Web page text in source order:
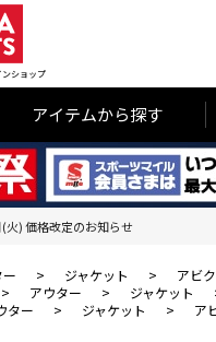
ショップ
アイテムから探す
火) 価格改定のお知らせ
> ジャケット >
アビ
> アウター > ジャケット
ター > ジャケット > ア